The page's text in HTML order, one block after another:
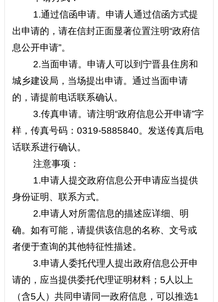
1.通过信函申请。申请人通过信函方式提
出申请的，请在信封正面显著位置注明“政府信
息公开申请”。
2.当面申请。申请人可以到宁晋县住房和
城乡建设局，当场提出申请。通过当面申请
的，请提前电话联系确认。
3.传真申请。请注明“政府信息公开申请”字
样，传真号码：0319-5885840。 发送传真后电
话联系进行确认。
注意事项：
1.申请人提交政府信息公开申请应当提供
身份证明、联系方式。
2.申请人对所需信息的描述应详细、明
确。如有可能，请提供该信息的名称、文号或
者便于查询的其他特征性描述。
3.申请人委托代理人提出政府信息公开申
请的，应当提供委托代理证明材料；5人以上
（含5人）共同申请同一政府信息，可以推选1